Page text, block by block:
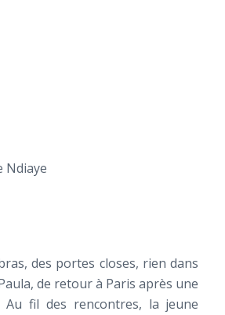
Ndiaye
des portes closes, rien dans
de retour à Paris après une
Au fil des rencontres, la jeune